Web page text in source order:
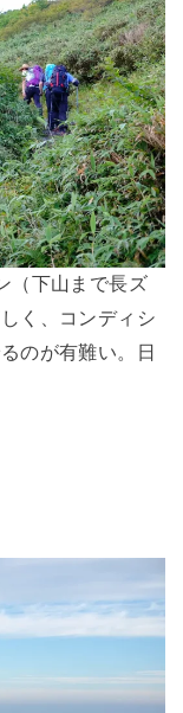
（下山まで長ズ
く、コンディシ
のが有難い。日